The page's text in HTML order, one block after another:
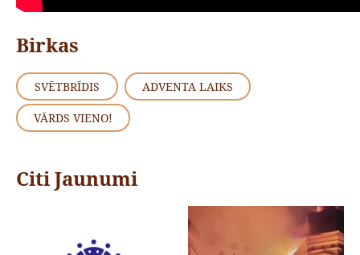
Birkas
SVĒTBRĪDIS ADVENTA LAIKS
VĀRDS VIENO!
Citi Jaunumi